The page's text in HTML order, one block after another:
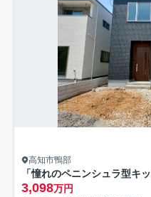
高知市鴨部
3,098万円